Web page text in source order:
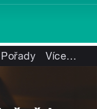
Pořady Více…